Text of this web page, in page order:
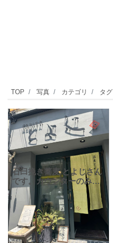
TOP 写真 カテゴリ タグ
石臼挽き蕎麦 とよじさん
です。カウンターのみの
小さなお店ですが石臼挽
きの十勝蕎麦を頂けま
す。とろろ蕎麦や鴨せい
ろもあります。場所は北
口改札を出た目の前の通
り沿い